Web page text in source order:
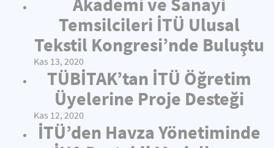
Temsilcileri İTÜ Ulusal
Tekstil Kongresi’nde Buluştu
Kas 13, 2020
TÜBİTAK’tan İTÜ Öğretim
Üyelerine Proje Desteği
Kas 12, 2020
İTÜ’den Havza Yönetiminde